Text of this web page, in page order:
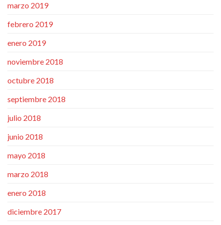
marzo 2019
febrero 2019
enero 2019
noviembre 2018
octubre 2018
septiembre 2018
julio 2018
junio 2018
mayo 2018
marzo 2018
enero 2018
diciembre 2017